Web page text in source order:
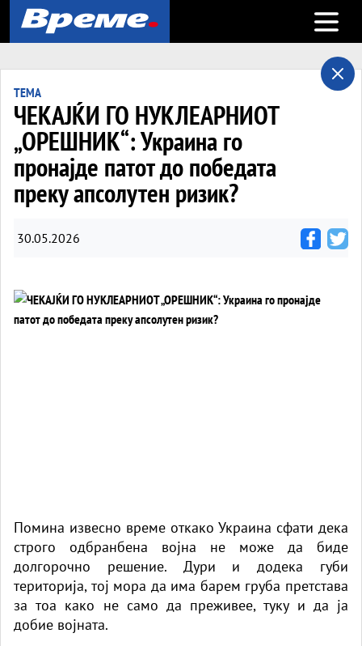
Open
ТЕМА
ЧЕКАЈЌИ ГО НУКЛЕАРНИОТ
„ОРЕШНИК“: Украина го
пронајде патот до победата
преку апсолутен ризик?
30.05.2026
Помина извесно време откако Украина сфати дека
строго одбранбена војна не може да биде
долгорочно решение. Дури и додека губи
територија, тој мора да има барем груба претстава
за тоа како не само да преживее, туку и да ја
добие војната.